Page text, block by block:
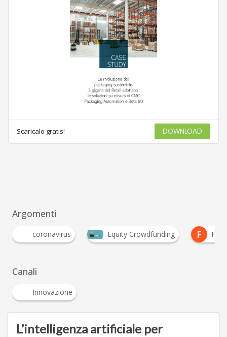
Scaricalo gratis! DOWNLOAD
Argomenti
Equity Crowdfunding F Futuro prossimo
Canali
Innovazione
L’intelligenza artificiale per